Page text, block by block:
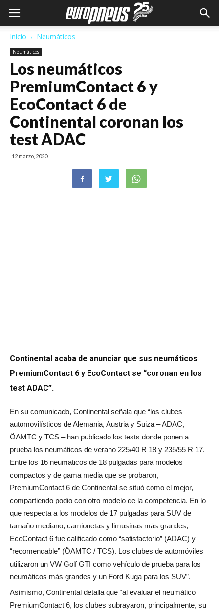
Inicio Neumáticos
Neumáticos
Los neumáticos
PremiumContact 6 y
EcoContact 6 de
Continental coronan los
test ADAC
12 marzo, 2020
Continental acaba de anunciar que sus neumáticos
PremiumContact 6 y EcoContact se “coronan en los
test ADAC”.
En su comunicado, Continental señala que “los clubes
automovilísticos de Alemania, Austria y Suiza – ADAC,
ÖAMTC y TCS – han publicado los tests donde ponen a
prueba los neumáticos de verano 225/40 R 18 y 235/55 R 17.
Entre los 16 neumáticos de 18 pulgadas para modelos
compactos y de gama media que se probaron,
PremiumContact 6 de Continental se situó como el mejor,
compartiendo podio con otro modelo de la competencia. En lo
que respecta a los modelos de 17 pulgadas para SUV de
tamaño mediano, camionetas y limusinas más grandes,
EcoContact 6 fue calificado como “satisfactorio” (ADAC) y
“recomendable” (ÖAMTC / TCS). Los clubes de automóviles
utilizaron un VW Golf GTI como vehículo de prueba para los
neumáticos más grandes y un Ford Kuga para los SUV”.
Asimismo, Continental detalla que “al evaluar el neumático
PremiumContact 6, los clubes subrayaron, principalmente, su